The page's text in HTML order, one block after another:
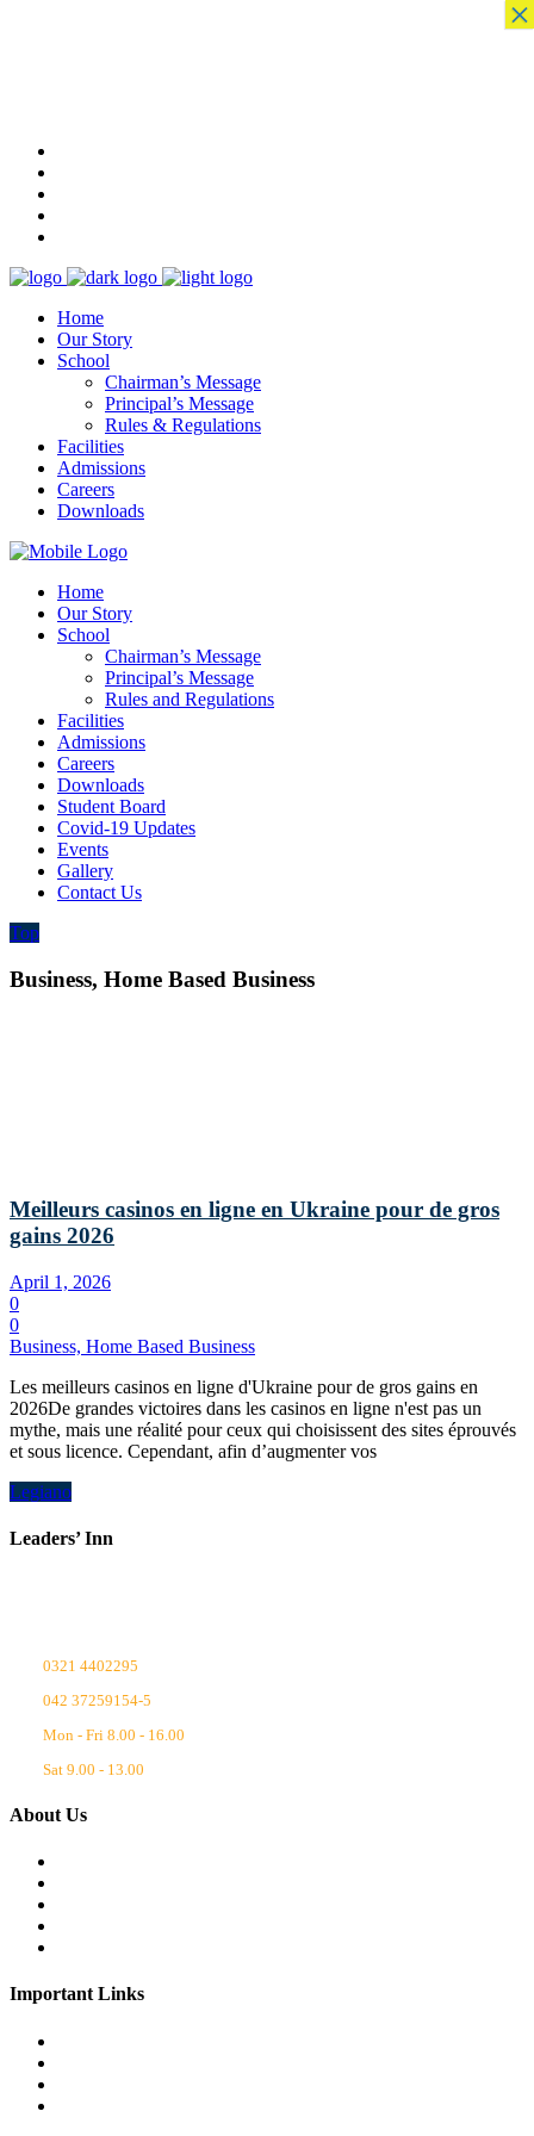
Home
Our Story
School
Chairman’s Message
Principal’s Message
Rules & Regulations
Facilities
Admissions
Careers
Downloads
Home
Our Story
School
Chairman’s Message
Principal’s Message
Rules and Regulations
Facilities
Admissions
Careers
Downloads
Student Board
Covid-19 Updates
Events
Gallery
Contact Us
Top
Business, Home Based Business
Meilleurs casinos en ligne en Ukraine pour de gros
gains 2026
April 1, 2026
0
0
Business, Home Based Business
Les meilleurs casinos en ligne d'Ukraine pour de gros gains en
2026De grandes victoires dans les casinos en ligne n'est pas un
mythe, mais une réalité pour ceux qui choisissent des sites éprouvés
et sous licence. Cependant, afin d’augmenter vos
Legiano
Leaders’ Inn
0321 4402295
042 37259154-5
Mon - Fri 8.00 - 16.00
Sat 9.00 - 13.00
About Us
Important Links
×